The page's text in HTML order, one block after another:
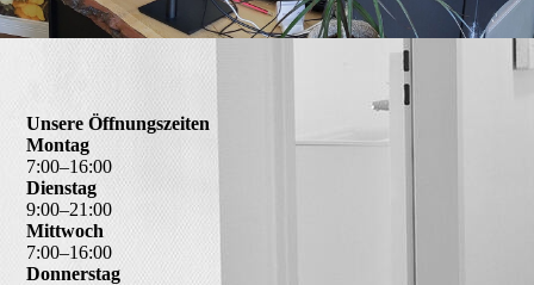
Unsere Öffnungszeiten
Montag
7:00–16:00
Dienstag
9:00–21 :00
Mittwoch
7:00–16:00
Donnerstag